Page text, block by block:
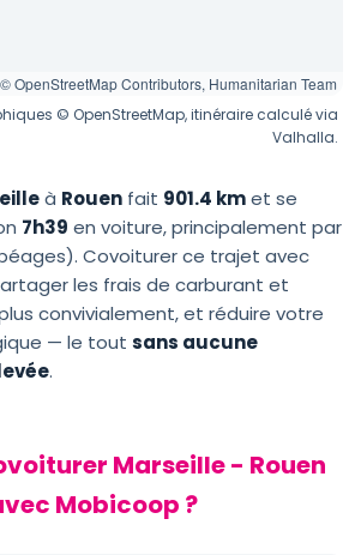
© OpenStreetMap Contributors, Humanitarian Team
© OpenStreetMap, itinéraire calculé via
Valhalla.
à Rouen fait 901.4 kmet se
7h39 en voiture, principalement par
Covoiturer ce trajet avec
les frais de carburant et
convivialement, et réduire votre
— le tout sans aucune
.
Marseille - Rouen
Mobicoop ?